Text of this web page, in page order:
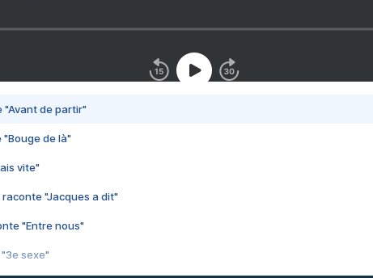
"Avant de partir"
"Bouge de là"
vite"
raconte "Jacques a dit"
"Entre nous"
sexe"